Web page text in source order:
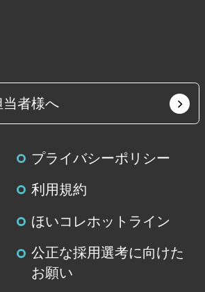
者様へ
プライバシーポリシー
利用規約
ほいコレホットライン
公正な採用選考に向けた
お願い